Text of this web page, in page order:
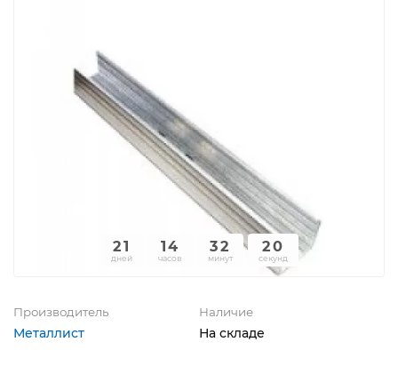
21
дней
14
часов
32
минут
20
секунд
Производитель
Металлист
Наличие
На складе